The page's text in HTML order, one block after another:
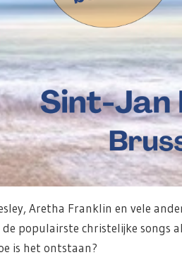
Aretha Franklin en vele
de populairste christelijke songs
is het ontstaan?